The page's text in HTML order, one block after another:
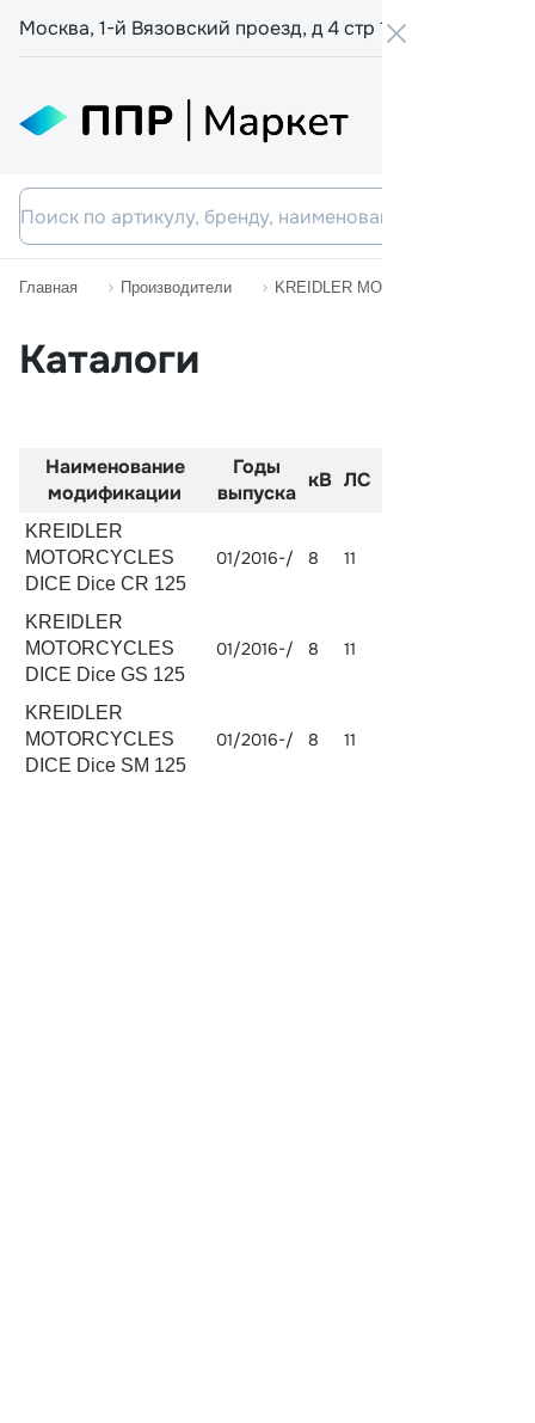
Москва, 1-й Вязовский проезд, д 4 стр 19
Главная Производители KREIDLER MOTORCYCLES
Каталоги
Наименование
модификации
Годы
выпуска
кВ ЛС
KREIDLER
MOTORCYCLES
DICE Dice CR 125
01/2016-/ 8 11
KREIDLER
MOTORCYCLES
DICE Dice GS 125
01/2016-/ 8 11
KREIDLER
MOTORCYCLES
DICE Dice SM 125
01/2016-/ 8 11